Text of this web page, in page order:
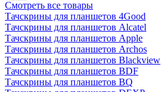
Смотреть все товары
Тачскрины для планшетов 4Good
Тачскрины для планшетов Alcatel
Тачскрины для планшетов Apple
Тачскрины для планшетов Archos
Тачскрины для планшетов Blackview
Тачскрины для планшетов BDF
Тачскрины для планшетов BQ